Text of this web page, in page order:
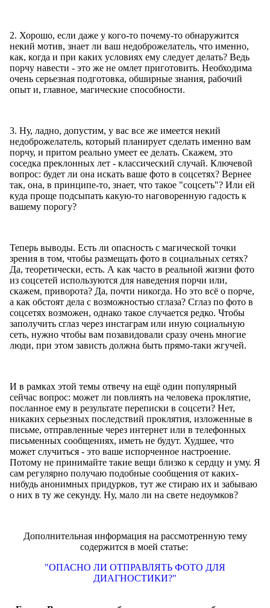
2. Хорошо, если даже у кого-то почему-то обнаружится
некий мотив, знает ли ваш недоброжелатель, что именно,
как, когда и при каких условиях ему следует делать? Ведь
порчу навести - это же не омлет приготовить. Необходима
очень серьезная подготовка, обширные знания, рабочий
опыт и, главное, магические способности.
3. Ну, ладно, допустим, у вас все же имеется некий
недоброжелатель, который планирует сделать именно вам
порчу, и притом реально умеет ее делать. Скажем, это
соседка преклонных лет - классический случай. Ключевой
вопрос: будет ли она искать ваше фото в соцсетях? Вернее
так, она, в принципе-то, знает, что такое "соцсеть"? Или ей
куда проще подсыпать какую-то наговоренную гадость к
вашему порогу?
Теперь выводы. Есть ли опасность с магической точки
зрения в том, чтобы размещать фото в социальных сетях?
Да, теоретически, есть. А как часто в реальной жизни фото
из соцсетей используются для наведения порчи или,
скажем, приворота? Да, почти никогда. Но это всё о порче,
а как обстоят дела с возможностью сглаза? Сглаз по фото в
соцсетях возможен, однако такое случается редко. Чтобы
заполучить сглаз через инстаграм или иную социальную
сеть, нужно чтобы вам позавидовали сразу очень многие
люди, при этом зависть должна быть прямо-таки жгучей.
И в рамках этой темы отвечу на ещё один популярный
сейчас вопрос: может ли повлиять на человека проклятие,
посланное ему в результате переписки в соцсети? Нет,
никаких серьезных последствий проклятия, изложенные в
письме, отправленные через интернет или в телефонных
письменных сообщениях, иметь не будут. Худшее, что
может случиться - это ваше испорченное настроение.
Потому не принимайте такие вещи близко к сердцу и уму. Я
сам регулярно получаю подобные сообщения от каких-
нибудь анонимных придурков, тут же стираю их и забываю
о них в ту же секунду. Ну, мало ли на свете недоумков?
Дополнительная информация на рассмотренную тему
содержится в моей статье:
"ОПАСНО ЛИ ОТПРАВЛЯТЬ ФОТО ДЛЯ
ДИАГНОСТИКИ?"